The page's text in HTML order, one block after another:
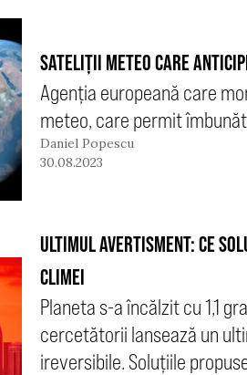
SATELIȚII METEO CARE
Agenția europeană care
meteo, care permit
Daniel Popescu
30.08.2023
ULTIMUL AVERTISMENT: CE
CLIMEI
Planeta s-a încălzit cu 1,1
cercetătorii lansează un
ireversibile. Soluțiile